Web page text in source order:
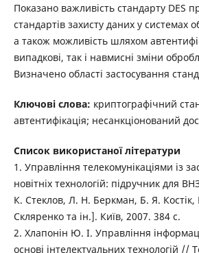
Показано важливість стандарту DES
стандартів захисту даних у системах
а також можливість шляхом
випадкові, так і навмисні зміни
Визначено області застосування
Ключові слова: криптографічний
автентифікація; несанкціонований
Список використаної літератури
1. Управління телекомунікаціями із
новітніх технологій: підручник для
К. Стеклов, Л. Н. Беркман, Б. Я.
Скляренко та ін.]. Київ, 2007. 384 с.
2. Хлапонін Ю. І. Управління
основі інтелектуальних технологій